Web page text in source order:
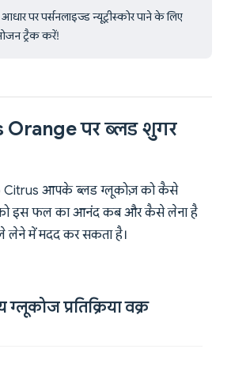
पर पर्सनलाइज्ड न्यूट्रीस्कोर पाने के लिए
ट्रैक करें!
Orange पर ब्लड शुगर
Citrus आपके ब्लड ग्लूकोज़ को कैसे
इस फल का आनंद कब और कैसे लेना है
लेने में मदद कर सकता है।
ग्लूकोज प्रतिक्रिया वक्र